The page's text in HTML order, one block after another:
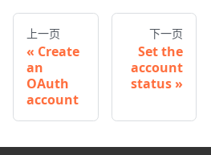
上一页
Create
an
OAuth
account
下一页
Set the
account
status